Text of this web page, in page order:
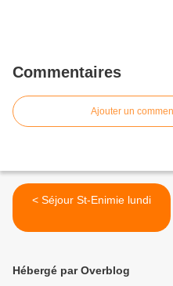
Commentaires
Ajouter un
< Séjour St-Enimie lundi
Hébergé par Overblog